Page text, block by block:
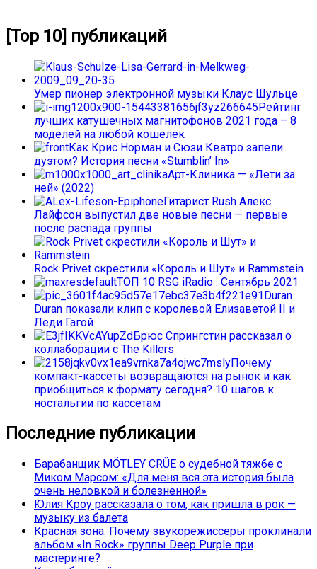
[Top 10] публикаций
Умер пионер электронной музыки Клаус Шульце
Рейтинг
лучших катушечных магнитофонов 2021 года – 8
моделей на любой кошелек
Как Крис Норман и Сюзи Кватро запели
дуэтом? История песни «Stumblin’ In»
Арт-Клиника — «Лети за
ней» (2022)
Гитарист Rush Алекс
Лайфсон выпустил две новые песни — первые
после распада группы
Rock Privet скрестили «Король и Шут» и Rammstein
ТОП 10 RSG iRadio . Сентябрь 2021
Duran
Duran показали клип с королевой Елизаветой II и
Леди Гагой
Брюс Спрингстин рассказал о
коллаборации с The Killers
Почему
компакт-кассеты возвращаются на рынок и как
приобщиться к формату сегодня? 10 шагов к
ностальгии по кассетам
Последние публикации
Барабанщик MÖTLEY CRÜE о судебной тяжбе с
Миком Марсом: «Для меня вся эта история была
очень неловкой и болезненной»
Юлия Кроу рассказала о том, как пришла в рок —
музыку из балета
Красная зона: Почему звукорежиссеры проклинали
альбом «In Rock» группы Deep Purple при
мастеринге?